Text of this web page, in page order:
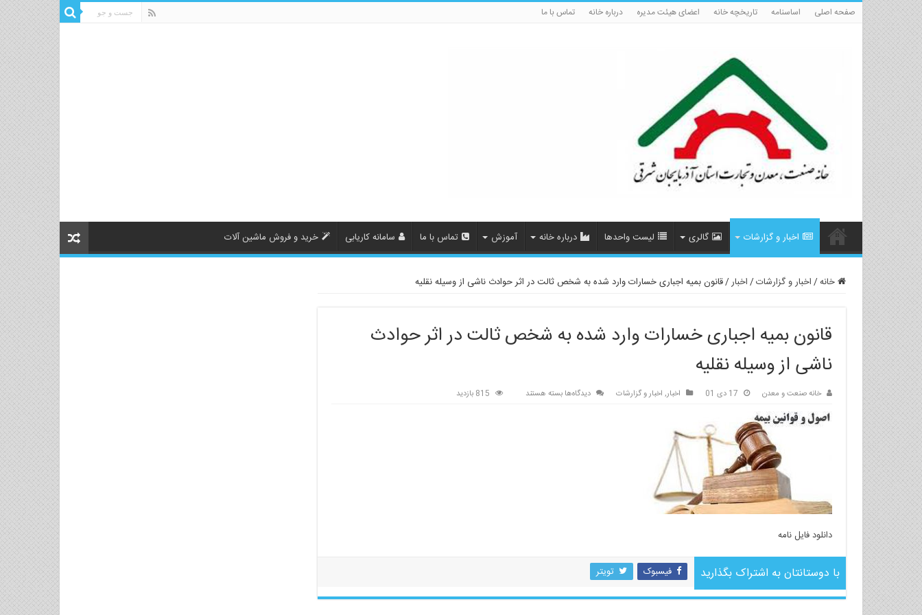
صفحه اصلی اساسنامه تاریخچه خانه اعضای هیئت مدیره درباره خانه تماس با ما
اخبار و گزارشات گالری لیست واحدها درباره خانه آموزش تماس با ما سامانه کاریابی خرید و فروش ماشین آلات
خانه/اخبار و گزارشات/اخبار/قانون بمیه اجباری خسارات وارد شده به شخص ثالت در اثر حوادث ناشی از وسیله نقلیه
قانون بمیه اجباری خسارات وارد شده به شخص ثالت در اثر حوادث
ناشی از وسیله نقلیه
خانه صنعت و معدن 17 دی 01 اخبار, اخبار و گزارشات دیدگاه‌ها برای
نقلیه
بسته هستند 815 بازدید
دانلود فایل نامه
با دوستانتان به اشتراک بگذارید فیسبوک تویتر